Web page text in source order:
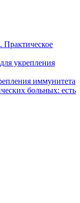
Практическое
укрепления
иммунитета
больных: есть